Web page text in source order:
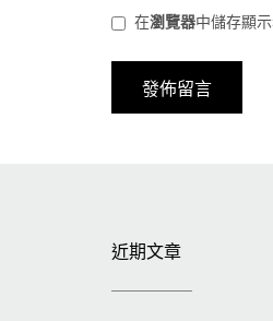
在瀏覽器中儲存顯
近期文章